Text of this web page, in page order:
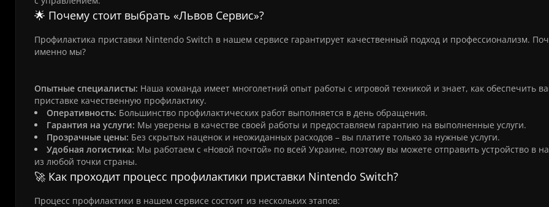
🌟 Почему стоит выбрать «Львов Сервис»?
Профилактика приставки Nintendo Switch в нашем сервисе гарантирует качественный подход и профессионализм.
именно мы?
Опытные специалисты: Наша команда имеет многолетний опыт работы с игровой техникой и знает, как обеспечить
приставке качественную профилактику.
Оперативность: Большинство профилактических работ выполняется в день обращения.
Гарантия на услуги: Мы уверены в качестве своей работы и предоставляем гарантию на выполненные услуги.
Прозрачные цены: Без скрытых наценок и неожиданных расходов – вы платите только за нужные услуги.
Удобная логистика: Мы работаем с «Новой почтой» по всей Украине, поэтому вы можете отправить устройство в
из любой точки страны.
🚀 Как проходит процесс профилактики приставки Nintendo Switch?
Процесс профилактики в нашем сервисе состоит из нескольких этапов: